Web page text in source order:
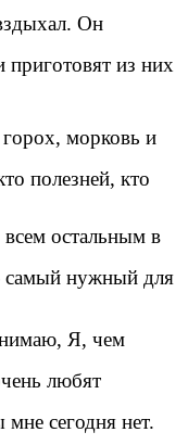
Он
из них
морковь и
полезней, кто
остальным в
самый нужный для
Я, чем
любят
сегодня нет.